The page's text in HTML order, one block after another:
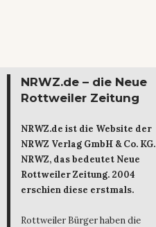
NRWZ.de – die Neue
Rottweiler Zeitung
NRWZ.de ist die Website der
NRWZ Verlag GmbH & Co. KG.
NRWZ, das bedeutet Neue
Rottweiler Zeitung. 2004
erschien diese erstmals.
Rottweiler Bürger haben die